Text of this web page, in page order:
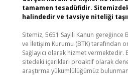
tamamen tesadüfidir.
halindedir ve tavsiye niteliği
Sitemiz, 5651 Sayılı Kanun
ve İletişim Kurumu (BTK) tarafından
Sağlayıcı olarak hizmet vermektedir.
sitedeki içerikleri proaktif olarak
araştırma yükümlülüğümüz